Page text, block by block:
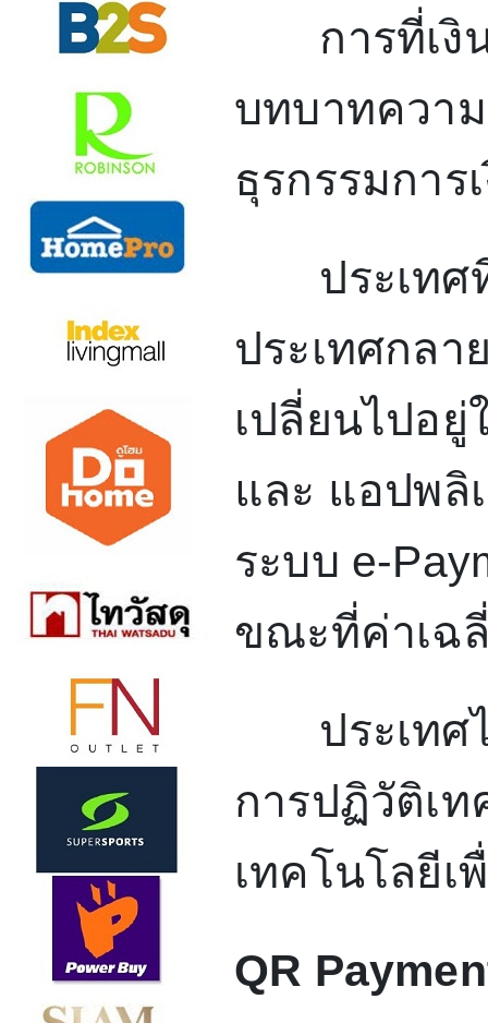
การที่เงิน
บทบาทควา
ธุรกรรมกา
ประเทศ
ประเทศกลา
เปลี่ยนไปอ
และ แอปพลิ
ระบบ e-
ขณะที่ค่าเฉ
ประเทศไ
การปฏิวัติเท
เทคโนโลยี
QR